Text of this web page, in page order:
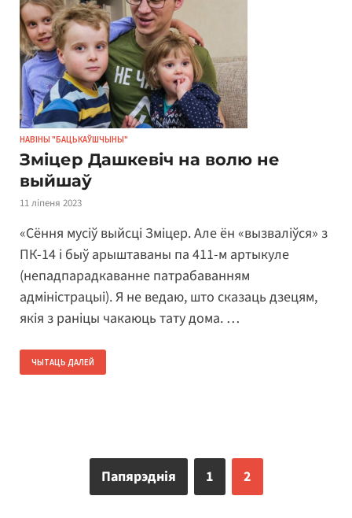
НАВІНЫ "БАЦЬКАЎШЧЫНЫ"
Зміцер Дашкевіч на волю не
выйшаў
11 ліпеня 2023
«Сёння мусіў выйсці Зміцер. Але ён «вызваліўся» з
ПК-14 і быў арыштаваны па 411-м артыкуле
(непадпарадкаванне патрабаванням
адміністрацыі). Я не ведаю, што сказаць дзецям,
якія з раніцы чакаюць тату дома. …
ЧЫТАЦЬ ДАЛЕЙ
Папярэднія 1 2